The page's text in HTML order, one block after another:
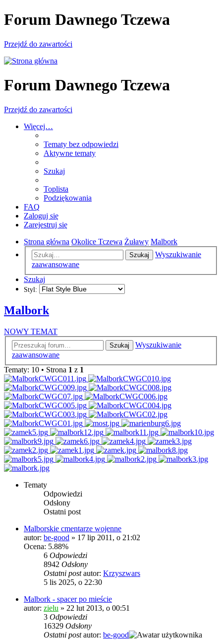
Forum Dawnego Tczewa
Przejdź do zawartości
Forum Dawnego Tczewa
Przejdź do zawartości
Więcej…
Tematy bez odpowiedzi
Aktywne tematy
Szukaj
Toplista
Podziękowania
FAQ
Zaloguj się
Zarejestruj się
Strona główna Okolice Tczewa Żuławy Malbork
Szukaj
Wyszukiwanie
zaawansowane
Szukaj
Styl:
Malbork
NOWY TEMAT
Szukaj
Wyszukiwanie
zaawansowane
Tematy: 10 • Strona 1 z 1
Tematy
Odpowiedzi
Odsłony
Ostatni post
Malborskie cmentarze wojenne
autor: be-good » 17 lip 2011, o 21:02
Ocena: 5.88%
6 Odpowiedzi
8942 Odsłony
Ostatni postautor: Krzyszwars
5 lis 2025, o 22:30
Malbork - spacer po mieście
autor: zielu » 22 lut 2013, o 00:51
3 Odpowiedzi
16329 Odsłony
Ostatni postautor: be-good